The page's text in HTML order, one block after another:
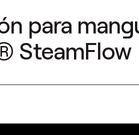
para
SteamFlow